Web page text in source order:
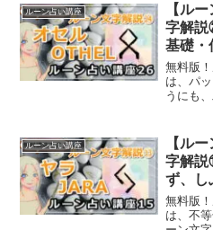
ルーン占い講座
【ル
字解説
基礎・
トカー
無料版
は、パ
うにも
ルーン占い講座
【ル
字解
ず、し
無料版
は、不